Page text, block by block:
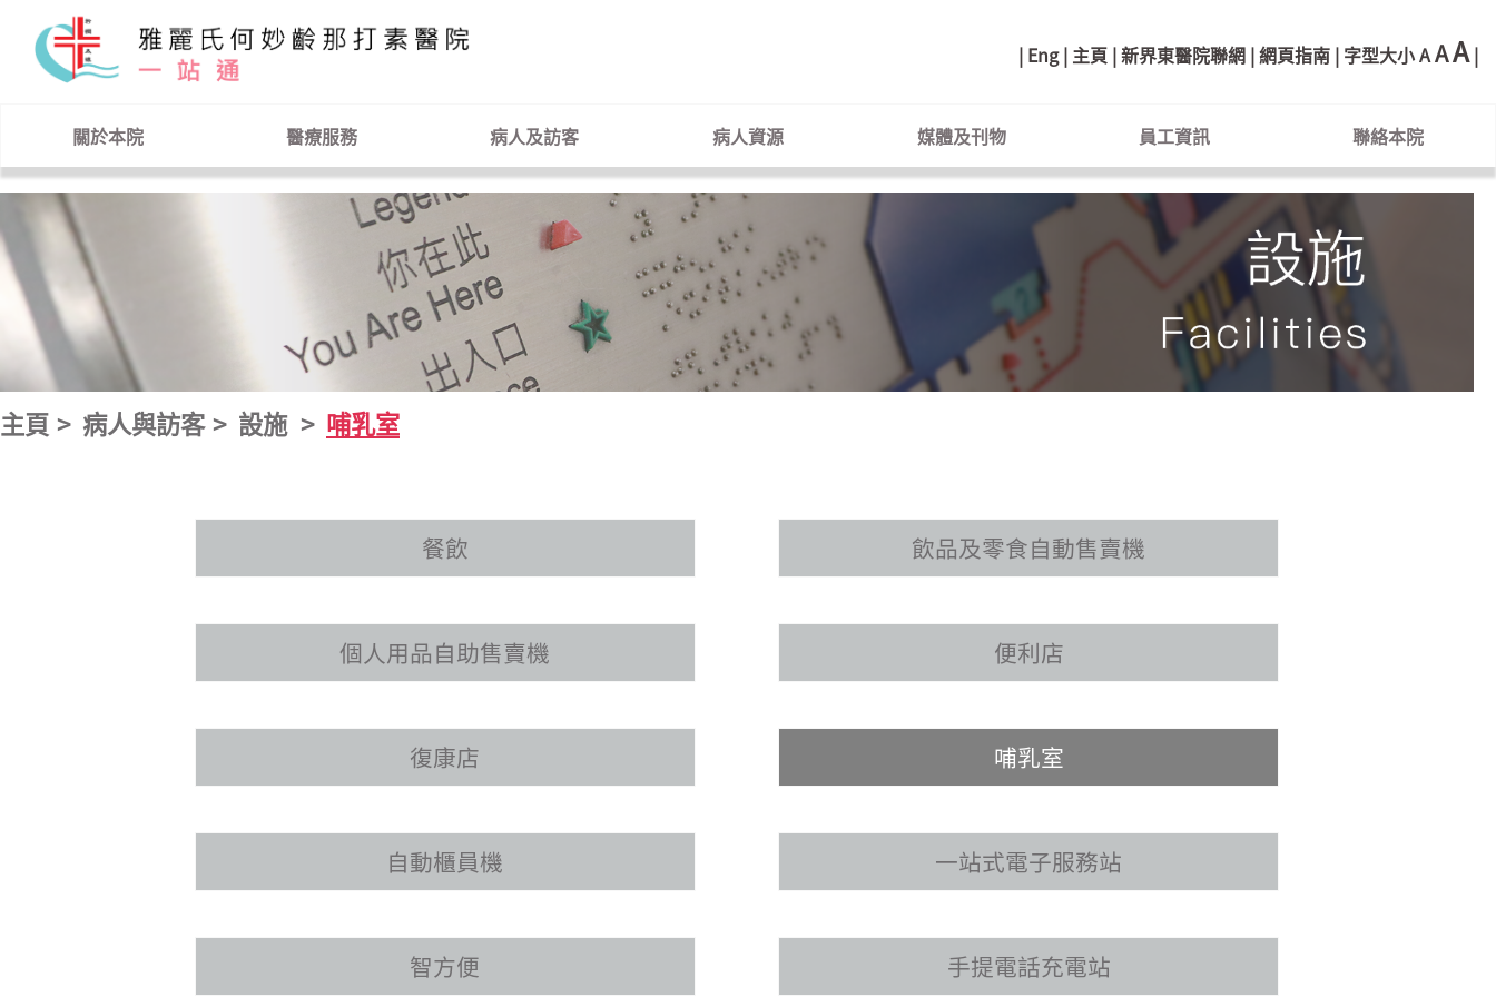
跳到主要內容
Eng 主頁 新界東醫院聯網 網頁指南 字型大小AAA
關於本院 醫療服務 病人及訪客 病人資源 媒體及刊物 員工資訊 聯絡本院
主頁 病人與訪客 設施 哺乳室
餐飲 飲品及零食自動售賣機
個人用品自助售賣機 便利店
復康店 哺乳室
自動櫃員機 一站式電子服務站
智方便 手提電話充電站